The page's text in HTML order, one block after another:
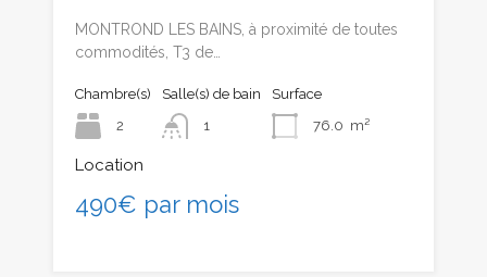
MONTROND LES BAINS, à proximité de toutes
commodités, T3 de…
Chambre(s)
2
Salle(s) de bain
1
Surface
76.0 m²
Location
490€ par mois